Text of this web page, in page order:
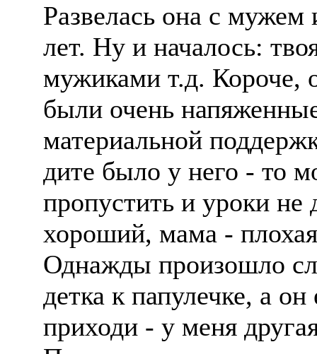
Развелась она с мужем
лет. Ну и началось:
мужиками т.д. Короче,
были очень
материальной
дите было у него - то
пропустить и уроки не
хороший, мама -
Однажды произошло
детка к папулечке, а
приходи - у меня